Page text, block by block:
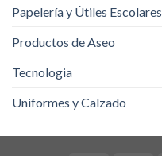
Papelería y Útiles Escolares
Productos de Aseo
Tecnologia
Uniformes y Calzado